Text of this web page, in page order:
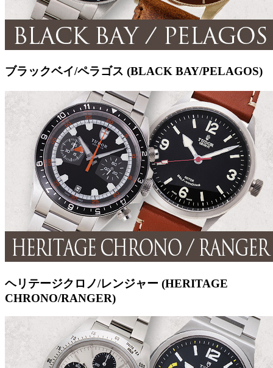
ブラックベイ/ペラゴス (BLACK BAY/PELAGOS)
ヘリテージクロノ/レンジャー (HERITAGE
CHRONO/RANGER)